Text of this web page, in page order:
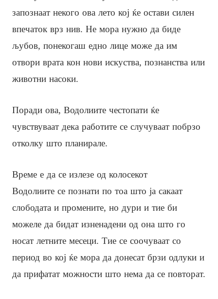
запознаат некого ова лето кој ќе остави силен
впечаток врз нив. Не мора нужно да биде
љубов, понекогаш едно лице може да им
отвори врата кон нови искуства, познанства или
животни насоки.
Поради ова, Водолиите честопати ќе
чувствуваат дека работите се случуваат побрзо
отколку што планирале.
Време е да се излезе од колосекот
Водолиите се познати по тоа што ја сакаат
слободата и промените, но дури и тие би
можеле да бидат изненадени од она што го
носат летните месеци. Тие се соочуваат со
период во кој ќе мора да донесат брзи одлуки и
да прифатат можности што нема да се повторат.